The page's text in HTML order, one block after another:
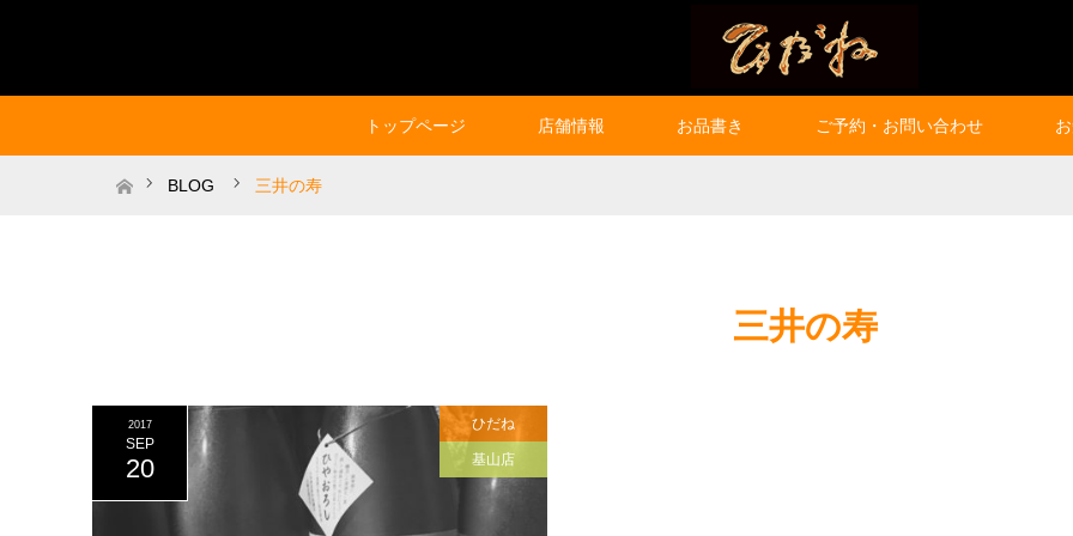
トップページ 店舗情報 お品書き ご予約・お問い合わせ
ホームBLOG 三井の寿
三井の寿
2017
SEP
20
ひだね
基山店